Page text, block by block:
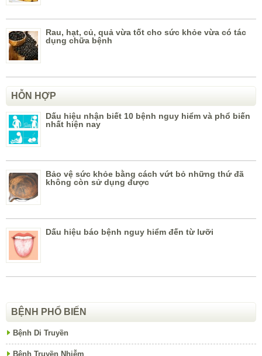
Rau, hạt, củ, quả vừa tốt cho sức khỏe vừa có tác
dụng chữa bệnh
HỖN HỢP
Dấu hiệu nhận biết 10 bệnh nguy hiểm và phổ biến
nhất hiện nay
Bảo vệ sức khỏe bằng cách vứt bỏ những thứ đã
không còn sử dụng được
Dấu hiệu báo bệnh nguy hiểm đến từ lưỡi
BỆNH PHỔ BIẾN
Bệnh Di Truyền
Bệnh Truyền Nhiễm